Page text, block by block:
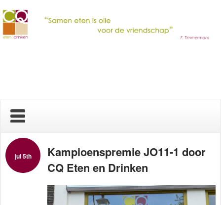
Home
Nieuws
jul 5th
Kampioenspremie JO11-1 door
CQ Eten en Drinken